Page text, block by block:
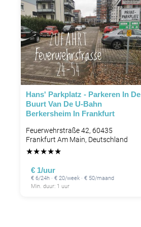
Hans' Parkplatz - Parkeren In De
Buurt Van De U-Bahn
Berkersheim In Frankfurt
Feuerwehrstraße 42, 60435
Frankfurt Am Main, Deutschland
★★★★★
€ 1/uur
€ 6/24h · € 20/week · € 50/maand
Min. duur: 1 uur